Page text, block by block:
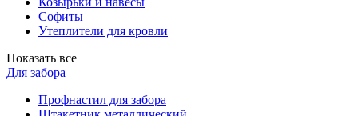
Софиты
Утеплители для кровли
Показать все
Для забора
Профнастил для забора